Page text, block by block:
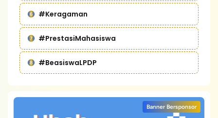
#Keragaman
#PrestasiMahasiswa
#BeasiswaLPDP
Banner Bersponsor